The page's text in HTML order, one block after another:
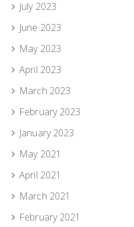
July 2023
June 2023
May 2023
April 2023
March 2023
February 2023
January 2023
May 2021
April 2021
March 2021
February 2021